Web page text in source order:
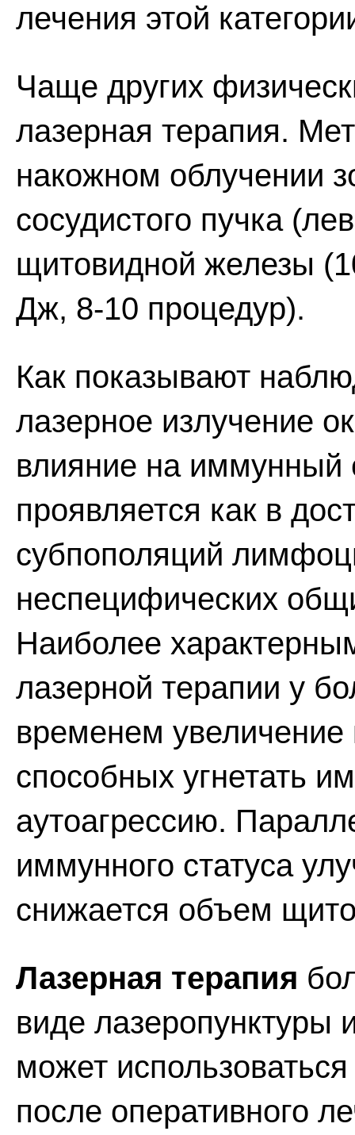
лечения этой
Чаще других
лазерная терапия.
накожном облучении
сосудистого пучка
щитовидной железы
Дж, 8-10 процедур).
Как показывают
лазерное излучение
влияние на иммунный
проявляется как в
субпополяций
неспецифических
Наиболее
лазерной терапии у
временем увеличение
способных угнетать
аутоагрессию.
иммунного статуса
снижается объем
Лазерная терапия
виде лазеропунктуры
может
после оперативного